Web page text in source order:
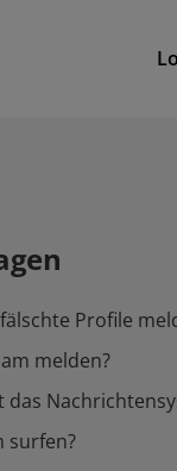
Profile
melden?
surfen?